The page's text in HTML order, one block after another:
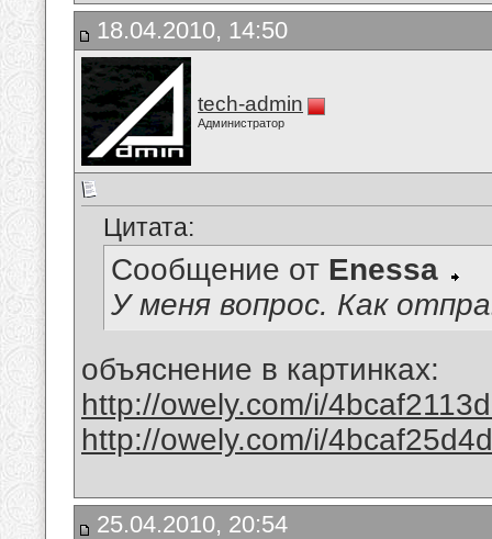
18.04.2010, 14:50
tech-admin
Администратор
Цитата:
Сообщение от Enessa
У меня вопрос. Как
объяснение в картинках:
http://owely.com/i/
http://owely.com/i/
25.04.2010, 20:54